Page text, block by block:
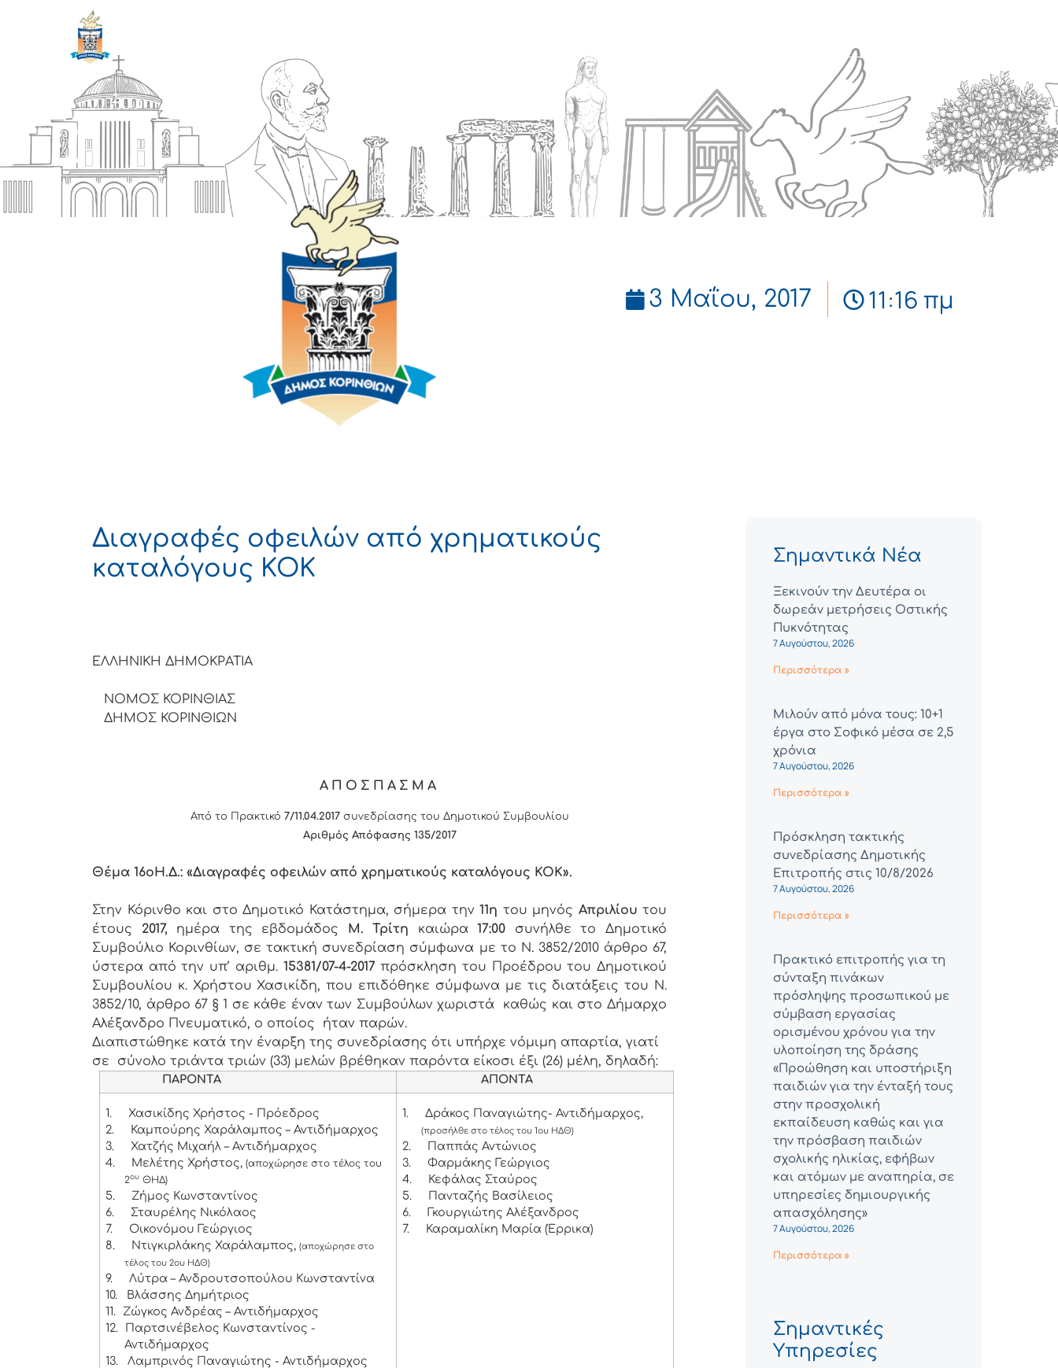
3 Μαΐου, 2017 11:16 πμ
Διαγραφές οφειλών από χρηματικούς
καταλόγους ΚΟΚ
ΕΛΛΗΝΙΚΗ ΔΗΜΟΚΡΑΤΙΑ
ΝΟΜΟΣ ΚΟΡΙΝΘΙΑΣ
ΔΗΜΟΣ ΚΟΡΙΝΘΙΩΝ
ΑΠΟΣΠΑΣΜΑ
Από το Πρακτικό 7/11.04.2017συνεδρίασης του Δημοτικού Συμβουλίου
Αριθμός Απόφασης 135/2017
Θέμα 16oΗ.Δ.: «Διαγραφές οφειλών από χρηματικούς καταλόγους ΚΟΚ».
Στην Κόρινθο και στο Δημοτικό Κατάστημα, σήμερα την 11η του μηνός Απριλίου του
έτους 2017, ημέρα της εβδομάδος Μ. Τρίτη καιώρα17:00 συνήλθε το Δημοτικό
Συμβούλιο Κορινθίων, σε τακτική συνεδρίαση σύμφωνα με το Ν. 3852/2010 άρθρο 67,
ύστερα από την υπ’ αριθμ. 15381/07-4-2017πρόσκληση του Προέδρου του Δημοτικού
Συμβουλίου κ. Χρήστου Χασικίδη, που επιδόθηκε σύμφωνα με τις διατάξεις του Ν.
3852/10, άρθρο 67 § 1 σε κάθε έναν των Συμβούλων χωριστά καθώς και στο Δήμαρχο
Αλέξανδρο Πνευματικό, ο οποίος ήταν παρών.
Διαπιστώθηκε κατά την έναρξη της συνεδρίασης ότι υπήρχε νόμιμη απαρτία, γιατί
σε σύνολο τριάντα τριών (33) μελών βρέθηκαν παρόντα είκοσι έξι (26) μέλη, δηλαδή:
ΠΑΡΟΝΤΑ ΑΠΟΝΤΑ
1.
Χασικίδης Χρήστος - Πρόεδρος
2.
Καμπούρης Χαράλαμπος – Αντιδήμαρχος
3.
Χατζής Μιχαήλ – Αντιδήμαρχος
4.
Μελέτης Χρήστος, (αποχώρησε στο τέλος του
2ουΘΗΔ)
5.
Ζήμος Κωνσταντίνος
6.
Σταυρέλης Νικόλαος
7.
Οικονόμου Γεώργιος
8.
Ντιγκιρλάκης Χαράλαμπος, (αποχώρησε στο
τέλος του 2ου ΗΔΘ)
9.
Λύτρα – Ανδρουτσοπούλου Κωνσταντίνα
10.
Βλάσσης Δημήτριος
11.
Ζώγκος Ανδρέας – Αντιδήμαρχος
12.
Παρτσινέβελος Κωνσταντίνος -
Αντιδήμαρχος
13.
Λαμπρινός Παναγιώτης - Αντιδήμαρχος
1. Δράκος Παναγιώτης- Αντιδήμαρχος,
(προσήλθε στο τέλος του 1ου ΗΔΘ)
2.
Παππάς Αντώνιος
3.
Φαρμάκης Γεώργιος
4.
Κεφάλας Σταύρος
5.
Πανταζής Βασίλειος
6.
Γκουργιώτης Αλέξανδρος
7.
Καραμαλίκη Μαρία (Έρρικα)
Σημαντικά Νέα
Ξεκινούν την Δευτέρα οι
δωρεάν μετρήσεις Οστικής
Πυκνότητας
7 Αυγούστου, 2026
Περισσότερα »
Μιλούν από μόνα τους: 10+1
έργα στο Σοφικό μέσα σε 2,5
χρόνια
7 Αυγούστου, 2026
Περισσότερα »
Πρόσκληση τακτικής
συνεδρίασης Δημοτικής
Επιτροπής στις 10/8/2026
7 Αυγούστου, 2026
Περισσότερα »
Πρακτικό επιτροπής για τη
σύνταξη πινάκων
πρόσληψης προσωπικού με
σύμβαση εργασίας
ορισμένου χρόνου για την
υλοποίηση της δράσης
«Προώθηση και υποστήριξη
παιδιών για την ένταξή τους
στην προσχολική
εκπαίδευση καθώς και για
την πρόσβαση παιδιών
σχολικής ηλικίας, εφήβων
και ατόμων με αναπηρία, σε
υπηρεσίες δημιουργικής
απασχόλησης»
7 Αυγούστου, 2026
Περισσότερα »
Σημαντικές
Υπηρεσίες